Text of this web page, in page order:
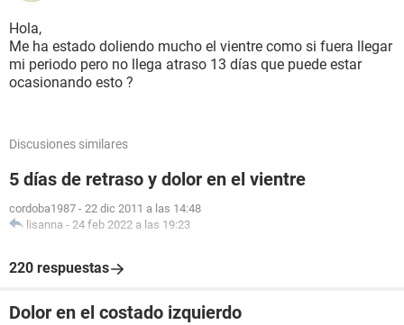
Hola,
Me ha estado doliendo mucho el vientre como si fuera llegar
mi periodo pero no llega atraso 13 días que puede estar
ocasionando esto ?
Discusiones similares
5 días de retraso y dolor en el vientre
cordoba1987 - 22 dic 2011 a las 14:48
lisanna - 24 feb 2022 a las 19:23
220 respuestas
Dolor en el costado izquierdo